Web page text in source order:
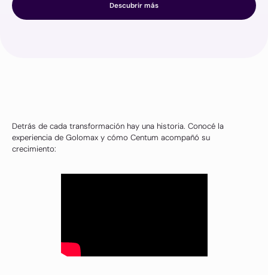
Descubrir más
Detrás de cada transformación hay una historia. Conocé la
experiencia de Golomax y cómo Centum acompañó su
crecimiento: